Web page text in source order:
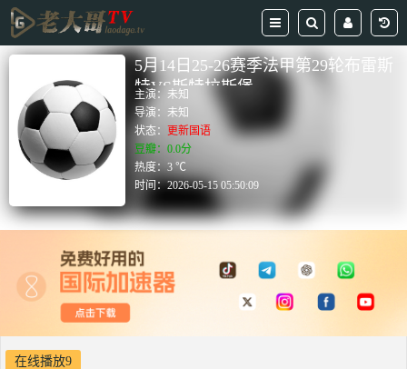
5月14日25-26赛季法甲第29轮布雷斯
特VS斯特拉斯堡
主演： 未知
导演：未知
状态： 更新国语
豆瓣：0.0分
热度：3 ℃
时间：2026-05-15 05:50:09
在线播放9